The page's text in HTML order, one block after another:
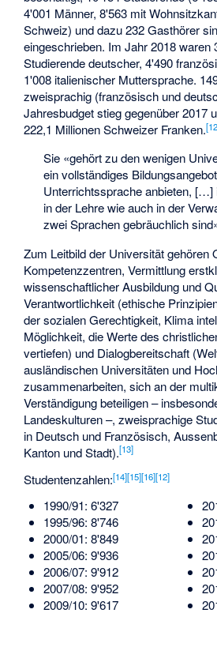
4'001 Männer, 8'563 mit
Schweiz) und dazu 232 Gasthörer
eingeschrieben. Im Jahr 2018 waren
Studierende deutscher, 4'490
1'008 italienischer Muttersprache.
zweisprachig (französisch und
Jahresbudget stieg gegenüber 2017
222,1 Millionen Schweizer Franken.[
Sie «gehört zu den wenigen
ein vollständiges
Unterrichtssprache anbieten, […]
in der Lehre wie auch in der
zwei Sprachen gebräuchlich
Zum Leitbild der Universität gehören
Kompetenzzentren, Vermittlung
wissenschaftlicher Ausbildung und
Verantwortlichkeit (ethische
der sozialen Gerechtigkeit, Klima
Möglichkeit, die Werte des
vertiefen) und Dialogbereitschaft
ausländischen Universitäten und
zusammenarbeiten, sich an der
Verständigung beteiligen –
Landeskulturen –, zweisprachige
in Deutsch und Französisch,
Kanton und Stadt).[13]
Studentenzahlen:[14][15][16][12]
1990/91: 6'327
1995/96: 8'746
2000/01: 8'849
2005/06: 9'936
2006/07: 9'912
2007/08: 9'952
2009/10: 9'617